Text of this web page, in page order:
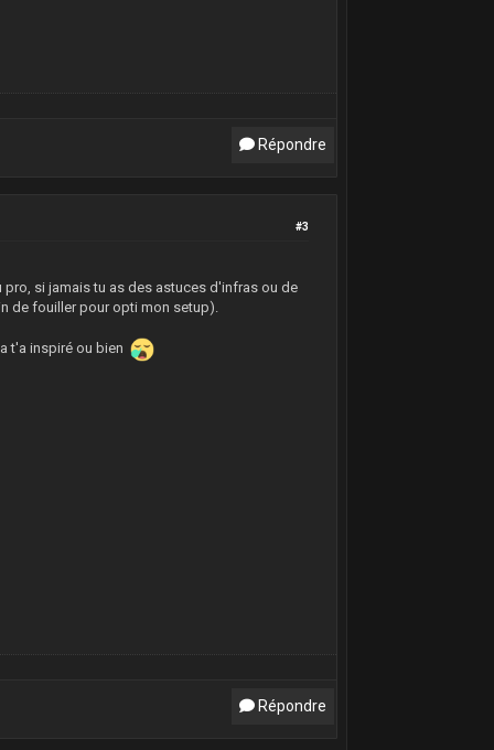
Répondre
#3
pro, si jamais tu as des astuces d'infras ou de
de fouiller pour opti mon setup).
t'a inspiré ou bien
Répondre